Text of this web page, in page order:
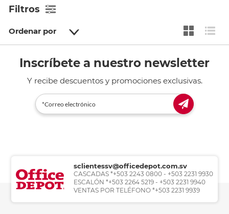
Filtros
Ordenar por
Inscríbete a nuestro newsletter
Y recibe descuentos y promociones exclusivas.
sclientessv@officedepot.com.sv
CASCADAS *+503 2243 0800 - +503 2231 9930
ESCALÓN *+503 2264 5219 - +503 2231 9940
VENTAS POR TELÉFONO *+503 2231 9939